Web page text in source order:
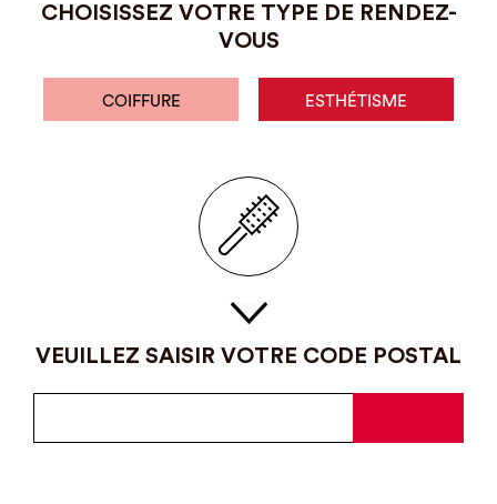
CHOISISSEZ VOTRE TYPE DE RENDEZ-
VOUS
COIFFURE ESTHÉTISME
VEUILLEZ SAISIR VOTRE CODE POSTAL